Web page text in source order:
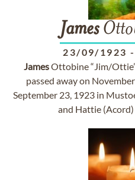
James
23/09/1923 -
JamesOttobine “Jim/
passed away on
September 23, 1923 in
and Hattie (Acord)